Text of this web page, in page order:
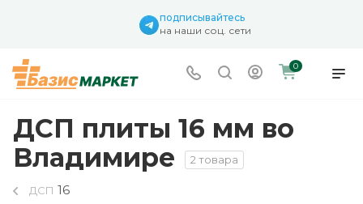
подписывайтесь
на наши соц. сети
0
ДСП плиты 16 мм во
Владимире
2 товара
ДСП 16